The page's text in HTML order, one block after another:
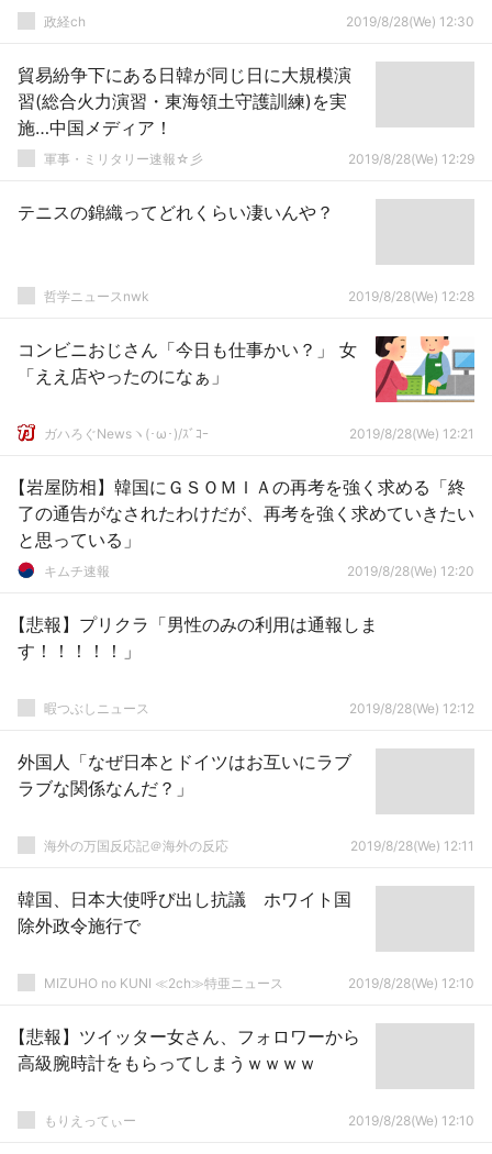
政経ch 2019/8/28(We) 12:30
貿易紛争下にある日韓が同じ日に大規模演
習(総合火力演習・東海領土守護訓練)を実
施…中国メディア！
軍事・ミリタリー速報☆彡 2019/8/28(We) 12:29
テニスの錦織ってどれくらい凄いんや？
哲学ニュースnwk 2019/8/28(We) 12:28
コンビニおじさん「今日も仕事かい？」 女
「ええ店やったのになぁ」
ガハろぐNewsヽ(･ω･)/ｽﾞｺｰ 2019/8/28(We) 12:21
【岩屋防相】韓国にＧＳＯＭＩＡの再考を強く求める「終
了の通告がなされたわけだが、再考を強く求めていきたい
と思っている」
キムチ速報 2019/8/28(We) 12:20
【悲報】プリクラ「男性のみの利用は通報しま
す！！！！！」
暇つぶしニュース 2019/8/28(We) 12:12
外国人「なぜ日本とドイツはお互いにラブ
ラブな関係なんだ？」
海外の万国反応記＠海外の反応 2019/8/28(We) 12:11
韓国、日本大使呼び出し抗議 ホワイト国
除外政令施行で
MIZUHO no KUNI ≪2ch≫特亜ニュース 2019/8/28(We) 12:10
【悲報】ツイッター女さん、フォロワーから
高級腕時計をもらってしまうｗｗｗｗ
もりえってぃー 2019/8/28(We) 12:10